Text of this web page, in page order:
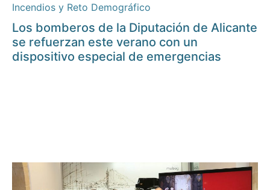
Incendios y Reto Demográfico
Los bomberos de la Diputación de Alicante
se refuerzan este verano con un
dispositivo especial de emergencias